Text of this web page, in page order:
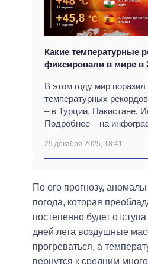
Какие температурные
фиксировали в мире в
В этом году мир поразил
температурных
– в Турции, Пакистане,
Подробнее – на
29 декабря 2025, 18:41
По его прогнозу,
погода, которая
постепенно будет
дней лета воздушные
прогреваться, а
вернутся к средним